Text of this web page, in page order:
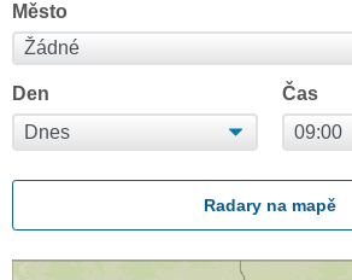
Město
Den Čas
Radary na mapě